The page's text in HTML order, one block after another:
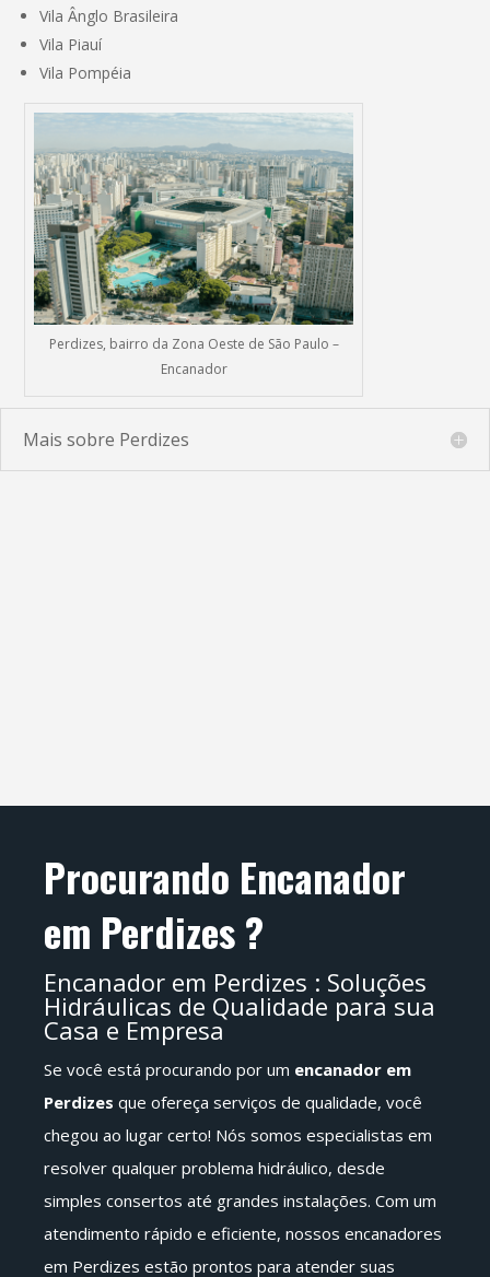
Vila Ânglo Brasileira
Vila Piauí
Vila Pompéia
Perdizes, bairro da Zona Oeste de São Paulo –
Encanador
Mais sobre Perdizes
Procurando Encanador
em Perdizes ?
​Encanador em Perdizes : Soluções
Hidráulicas de Qualidade para sua
Casa e Empresa
Se você está procurando por um encanador em
Perdizes que ofereça serviços de qualidade, você
chegou ao lugar certo! Nós somos especialistas em
resolver qualquer problema hidráulico, desde
simples consertos até grandes instalações. Com um
atendimento rápido e eficiente, nossos encanadores
em Perdizes estão prontos para atender suas